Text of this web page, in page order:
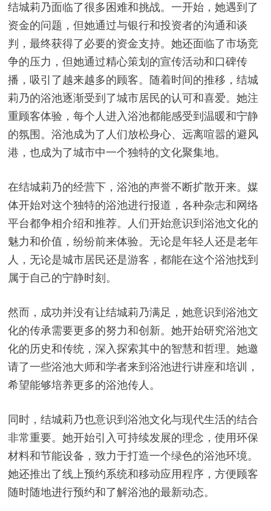
结城莉乃面临了很多困难和挑战。一开始，她遇到了
资金的问题，但她通过与银行和投资者的沟通和谈
判，最终获得了必要的资金支持。她还面临了市场竞
争的压力，但她通过精心策划的宣传活动和口碑传
播，吸引了越来越多的顾客。随着时间的推移，结城
莉乃的浴池逐渐受到了城市居民的认可和喜爱。她注
重顾客体验，每个人进入浴池都能感受到温暖和宁静
的氛围。浴池成为了人们放松身心、远离喧嚣的避风
港，也成为了城市中一个独特的文化聚集地。
在结城莉乃的经营下，浴池的声誉不断扩散开来。媒
体开始对这个独特的浴池进行报道，各种杂志和网络
平台都争相介绍和推荐。人们开始意识到浴池文化的
魅力和价值，纷纷前来体验。无论是年轻人还是老年
人，无论是城市居民还是游客，都能在这个浴池找到
属于自己的宁静时刻。
然而，成功并没有让结城莉乃满足，她意识到浴池文
化的传承需要更多的努力和创新。她开始研究浴池文
化的历史和传统，深入探索其中的智慧和哲理。她邀
请了一些浴池大师和学者来到浴池进行讲座和培训，
希望能够培养更多的浴池传人。
同时，结城莉乃也意识到浴池文化与现代生活的结合
非常重要。她开始引入可持续发展的理念，使用环保
材料和节能设备，致力于打造一个绿色的浴池环境。
她还推出了线上预约系统和移动应用程序，方便顾客
随时随地进行预约和了解浴池的最新动态。